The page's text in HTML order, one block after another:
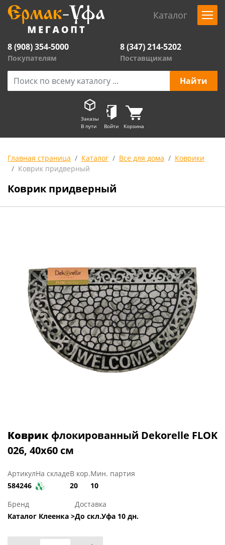
Каталог
8 (908) 354-5000
Покупателям
8 (347) 214-5202
Поставщикам
Заказы
В пути
Войти Корзина
Главная страница Каталог Все для дома
Коврики
Коврик придверный
Коврик придверный
Коврик флокированный Dekorelle FLOK
026, 40x60 см
Артикул
584246
На складеВ кор.
20
Мин. партия
10
Бренд
Каталог Клеенка >
Доставка
До скл.Уфа 10 дн.